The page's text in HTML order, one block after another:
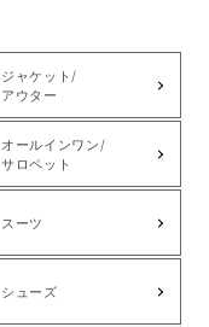
ジャケット/
アウター
オールインワン/
サロペット
スーツ
シューズ